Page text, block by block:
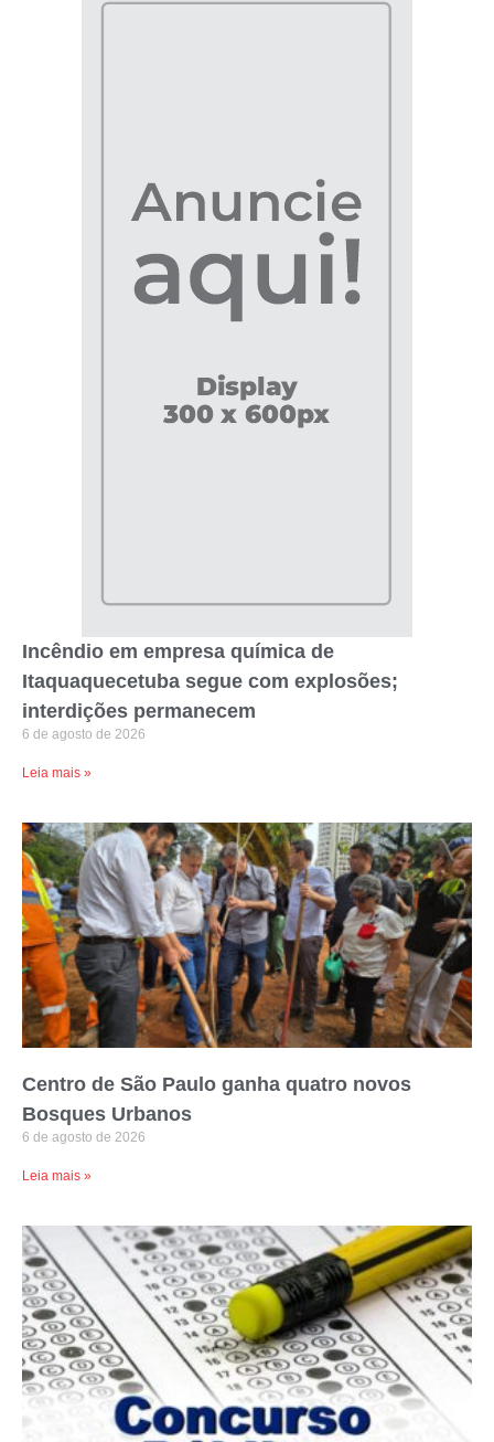
Incêndio em empresa química de
Itaquaquecetuba segue com explosões;
interdições permanecem
6 de agosto de 2026
Leia mais »
Centro de São Paulo ganha quatro novos
Bosques Urbanos
6 de agosto de 2026
Leia mais »